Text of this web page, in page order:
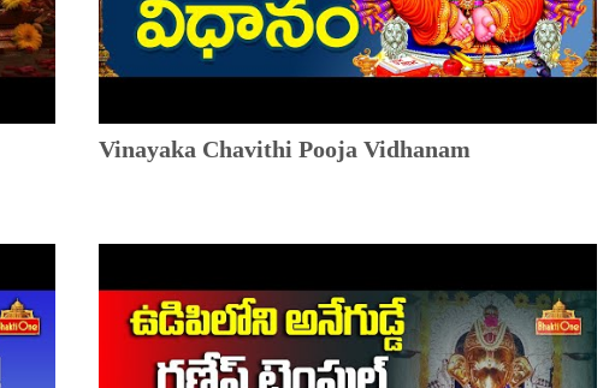
Vinayaka Chavithi Pooja Vidhanam